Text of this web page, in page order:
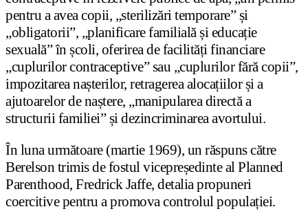
pentru a avea copii, „sterilizări temporare” și
„obligatorii”, „planificare familială și educație
sexuală” în școli, oferirea de facilități financiare
„cuplurilor contraceptive” sau „cuplurilor fără copii”,
impozitarea nașterilor, retragerea alocațiilor și a
ajutoarelor de naștere, „manipularea directă a
structurii familiei” și dezincriminarea avortului.
În luna următoare (martie 1969), un răspuns către
Berelson trimis de fostul vicepreședinte al Planned
Parenthood, Fredrick Jaffe, detalia propuneri
coercitive pentru a promova controlul populației.